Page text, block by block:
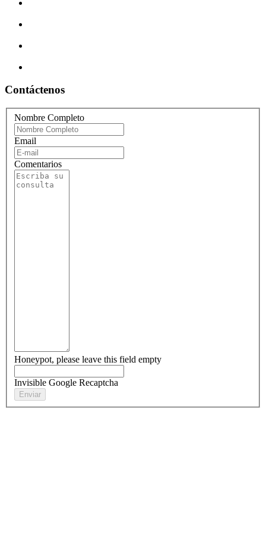
Contáctenos
Nombre Completo
Email
Comentarios
Honeypot, please leave this field empty
Invisible Google Recaptcha